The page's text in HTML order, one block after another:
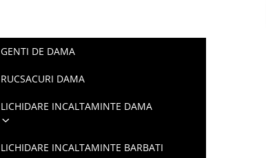
GENTI DE DAMA
RUCSACURI DAMA
LICHIDARE INCALTAMINTE DAMA
LICHIDARE INCALTAMINTE BARBATI